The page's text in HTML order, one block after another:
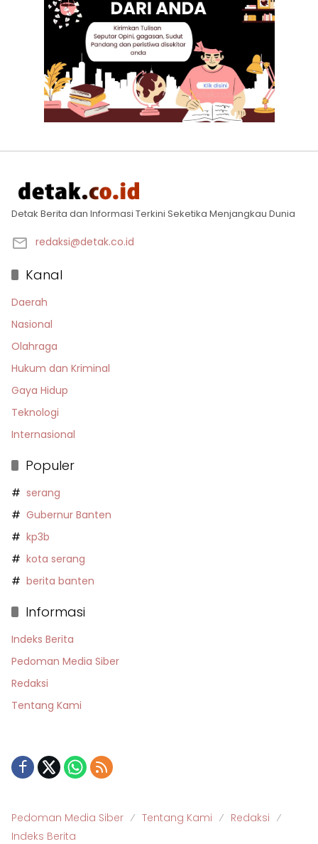
Detak Berita dan Informasi Terkini Seketika Menjangkau Dunia
redaksi@detak.co.id
Kanal
Daerah
Nasional
Olahraga
Hukum dan Kriminal
Gaya Hidup
Teknologi
Internasional
Populer
serang
Gubernur Banten
kp3b
kota serang
berita banten
Informasi
Indeks Berita
Pedoman Media Siber
Redaksi
Tentang Kami
Pedoman Media Siber Tentang Kami
Redaksi
Indeks Berita